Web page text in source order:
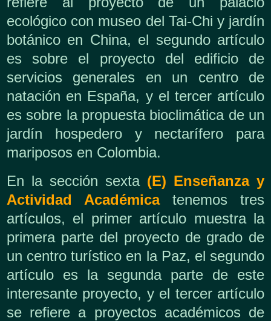
ecológico con museo del Tai-Chi y jardín
botánico en China, el segundo artículo
es sobre el proyecto del edificio de
servicios generales en un centro de
natación en España, y el tercer artículo
es sobre la propuesta bioclimática de un
jardín hospedero y nectarífero para
mariposos en Colombia.
En la sección sexta (E) Enseñanza y
Actividad Académica tenemos tres
artículos, el primer artículo muestra la
primera parte del proyecto de grado de
un centro turístico en la Paz, el segundo
artículo es la segunda parte de este
interesante proyecto, y el tercer artículo
se refiere a proyectos académicos de